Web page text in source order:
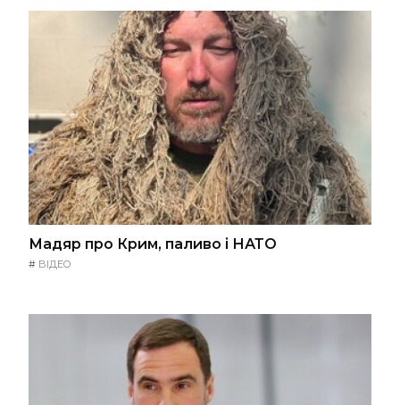
Мадяр про Крим, паливо і НАТО
# ВІДЕО